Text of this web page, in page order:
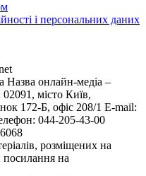
і персональних даних
Назва онлайн-медіа –
місто Київ,
172-Б, офіс 208/1 E-mail:
044-205-43-00
розміщених на
посилання на